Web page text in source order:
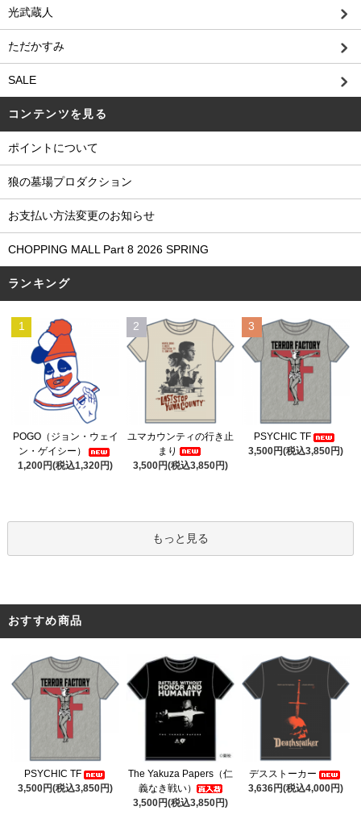
光武蔵人
ただかすみ
SALE
コンテンツを見る
ポイントについて
狼の墓場プロダクション
お支払い方法変更のお知らせ
CHOPPING MALL Part 8 2026 SPRING
ランキング
1
POGO（ジョン・ウェイ
ン・ゲイシー）
1,200円(税込1,320円)
2
ユマカウンティの行き止
まり
3,500円(税込3,850円)
3
PSYCHIC TF
3,500円(税込3,850円)
もっと見る
おすすめ商品
PSYCHIC TF
3,500円(税込3,850円)
The Yakuza Papers（仁
義なき戦い）
3,500円(税込3,850円)
デスストーカー
3,636円(税込4,000円)